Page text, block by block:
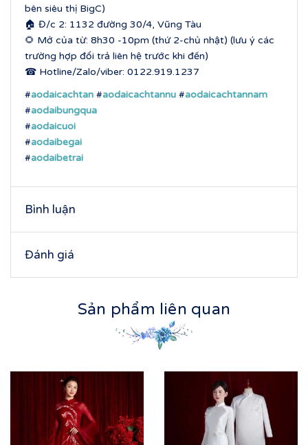
bên siêu thị BigC)
🏠 Đ/c 2: 1132 đường 30/4, Vũng Tàu
🌻 Mở của từ: 8h30 -10pm (thứ 2-chủ nhật) (lưu ý các
trường hợp đổi trả liên hệ trước khi đến)
☎ Hotline/Zalo/viber: 0122.919.1237
#aodaicachtan #aodaicachtannu #aodaicachtannam
#aodaibungqua
#aodaicuoi
#aodaibegai
#aodaibetrai
Bình luận
Đánh giá
Sản phẩm liên quan